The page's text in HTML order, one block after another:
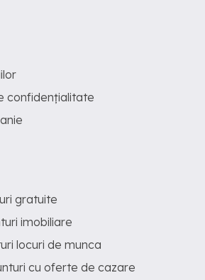
confidențialitate
gratuite
imobiliare
locuri de munca
cu oferte de cazare